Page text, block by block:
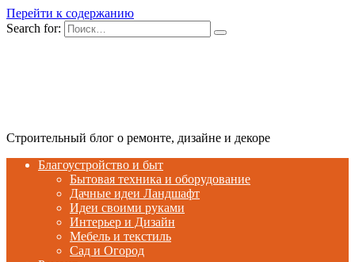
Перейти к содержанию
Search for:
Строительный блог о ремонте, дизайне и декоре
Благоустройство и быт
Бытовая техника и оборудование
Дачные идеи Ландшафт
Идеи своими руками
Интерьер и Дизайн
Мебель и текстиль
Сад и Огород